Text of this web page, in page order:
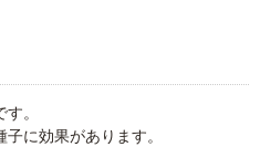
。
に効果があります。